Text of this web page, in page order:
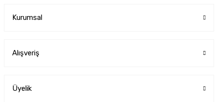
Kurumsal
Alışveriş
Üyelik